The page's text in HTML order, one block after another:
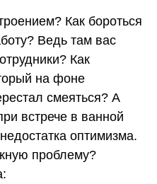
Как бороться
Ведь там вас
Как
на фоне
смеяться? А
встрече в ванной
оптимизма.
проблему?